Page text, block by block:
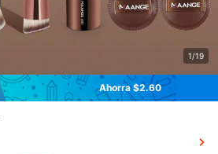
1/19
Ahorra $2.60